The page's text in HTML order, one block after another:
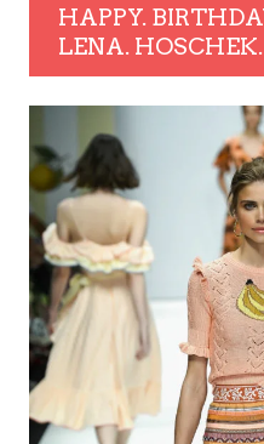
HAPPY.
LENA. HOSCHEK.